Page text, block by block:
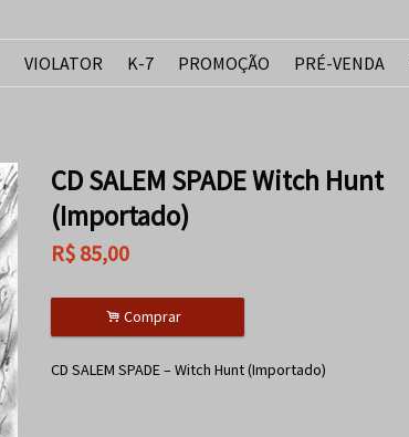
VIOLATOR K-7 PROMOÇÃO PRÉ-VENDA
CD SALEM SPADE Witch Hunt
(Importado)
R$ 85,00
. Comprar
CD SALEM SPADE – Witch Hunt (Importado)